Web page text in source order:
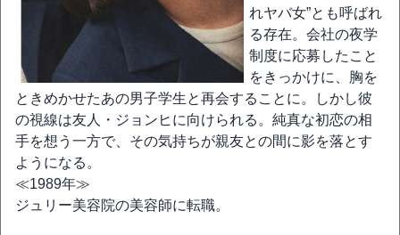
れヤバ女”とも呼ばれ
る存在。会社の夜学
制度に応募したこと
をきっかけに、胸を
ときめかせたあの男子学生と再会することに。しかし彼
の視線は友人・ジョンヒに向けられる。純真な初恋の相
手を想う一方で、その気持ちが親友との間に影を落とす
ようになる。
≪1989年≫
ジュリー美容院の美容師に転職。